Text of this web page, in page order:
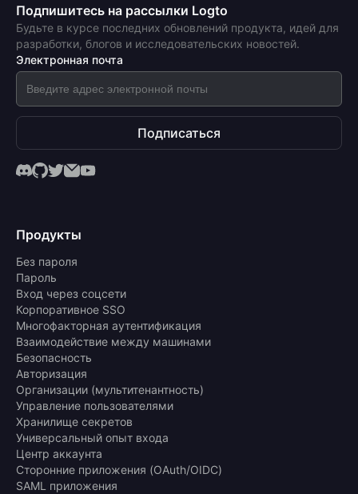
Подпишитесь на рассылки Logto
Будьте в курсе последних обновлений продукта, идей для
разработки, блогов и исследовательских новостей.
Электронная почта
Подписаться
Продукты
Без пароля
Пароль
Вход через соцсети
Корпоративное SSO
Многофакторная аутентификация
Взаимодействие между машинами
Безопасность
Авторизация
Организации (мультитенантность)
Управление пользователями
Хранилище секретов
Универсальный опыт входа
Центр аккаунта
Сторонние приложения (OAuth/OIDC)
SAML приложения